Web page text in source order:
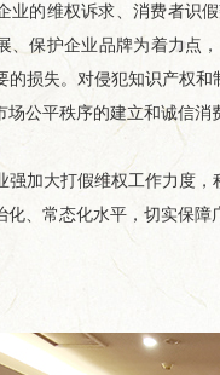
的维权诉求、消费者识假
、保护企业品牌为着力点
的损失。对侵犯知识产权
公平秩序的建立和诚信消
大打假维权工作力度，
、常态化水平，切实保障